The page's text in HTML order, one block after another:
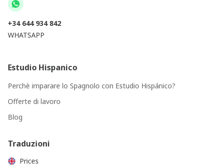
+34 644 934 842
WHATSAPP
Estudio Hispanico
Perchè imparare lo Spagnolo con Estudio Hispánico?
Offerte di lavoro
Blog
Traduzioni
Prices